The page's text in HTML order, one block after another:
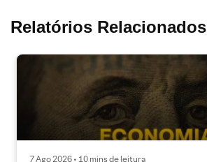
Relatórios Relacionados
7 Ago 2026 • 10 mins de leitura